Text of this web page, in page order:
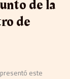
de la
de
este